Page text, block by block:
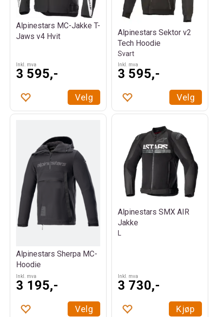
Alpinestars MC-Jakke T-
Jaws v4 Hvit
Inkl. mva
3 595,-
Velg
Alpinestars Sektor v2
Tech Hoodie
Svart
Inkl. mva
3 595,-
Velg
Alpinestars Sherpa MC-
Hoodie
Inkl. mva
3 195,-
Velg
Alpinestars SMX AIR
Jakke
Inkl. mva
3 730,-
Kjøp